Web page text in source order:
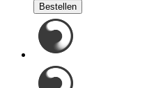
Bestellen